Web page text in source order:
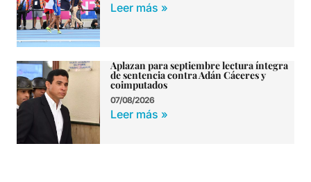
Leer más »
Aplazan para septiembre lectura íntegra
de sentencia contra Adán Cáceres y
coimputados
07/08/2026
Leer más »